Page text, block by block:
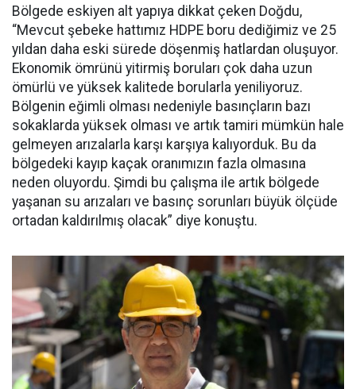
Bölgede eskiyen alt yapıya dikkat çeken Doğdu,
“Mevcut şebeke hattımız HDPE boru dediğimiz ve 25
yıldan daha eski sürede döşenmiş hatlardan oluşuyor.
Ekonomik ömrünü yitirmiş boruları çok daha uzun
ömürlü ve yüksek kalitede borularla yeniliyoruz.
Bölgenin eğimli olması nedeniyle basınçların bazı
sokaklarda yüksek olması ve artık tamiri mümkün hale
gelmeyen arızalarla karşı karşıya kalıyorduk. Bu da
bölgedeki kayıp kaçak oranımızın fazla olmasına
neden oluyordu. Şimdi bu çalışma ile artık bölgede
yaşanan su arızaları ve basınç sorunları büyük ölçüde
ortadan kaldırılmış olacak” diye konuştu.